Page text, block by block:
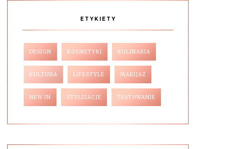
ETYKIETY
DESIGN KOSMETYKI KULINARIA
KULTURA LIFESTYLE MAKIJAŻ
NEW IN STYLIZACJE TESTOWANIE